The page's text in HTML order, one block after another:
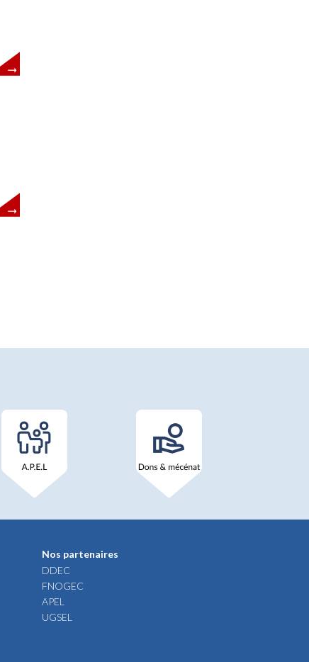
Nos partenaires
DDEC
FNOGEC
APEL
UGSEL